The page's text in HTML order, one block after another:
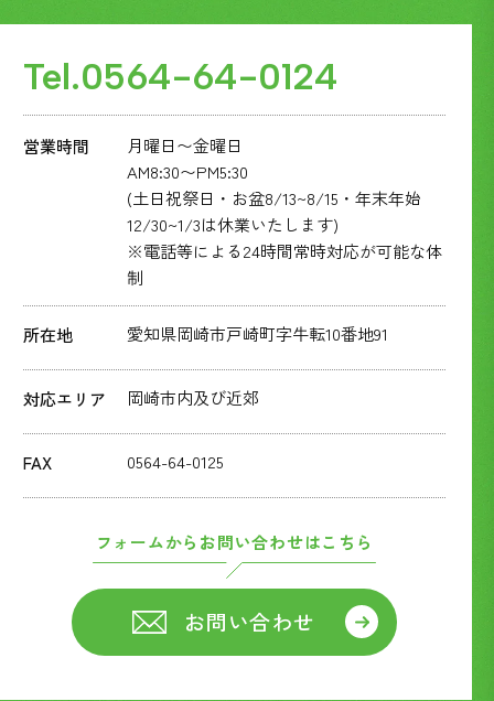
Tel.0564-64-0124
営業時間
月曜日〜金曜日
AM8:30〜PM5:30
(土日祝祭日・お盆8/13~8/15・年末年始
12/30~1/3は休業いたします)
※電話等による24時間常時対応が可能な体
制
所在地 愛知県岡崎市戸崎町字牛転10番地91
対応エリア 岡崎市内及び近郊
FAX 0564-64-0125
フォームからお問い合わせはこちら
お問い合わせ